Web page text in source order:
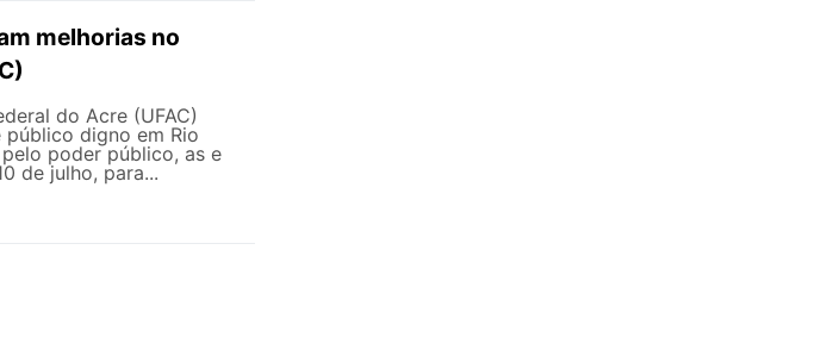
melhorias no
do Acre (UFAC)
digno em Rio
poder público, as e
de julho, para...